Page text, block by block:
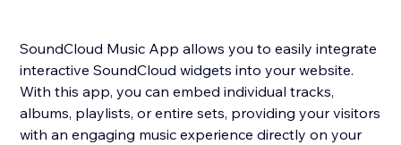
SoundCloud Music App allows you to easily integrate
interactive SoundCloud widgets into your website.
With this app, you can embed individual tracks,
albums, playlists, or entire sets, providing your visitors
with an engaging music experience directly on your